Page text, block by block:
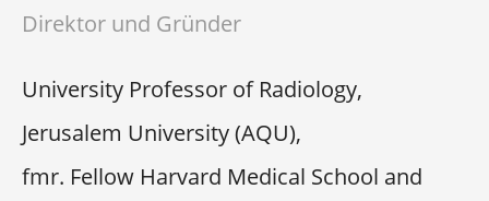
Direktor und Gründer
University Professor of Radiology,
Jerusalem University (AQU),
fmr. Fellow Harvard Medical School and